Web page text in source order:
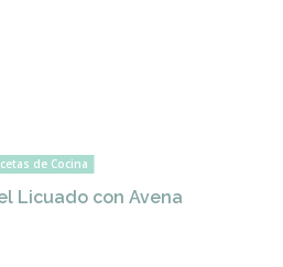
de Cocina
Licuado con Avena